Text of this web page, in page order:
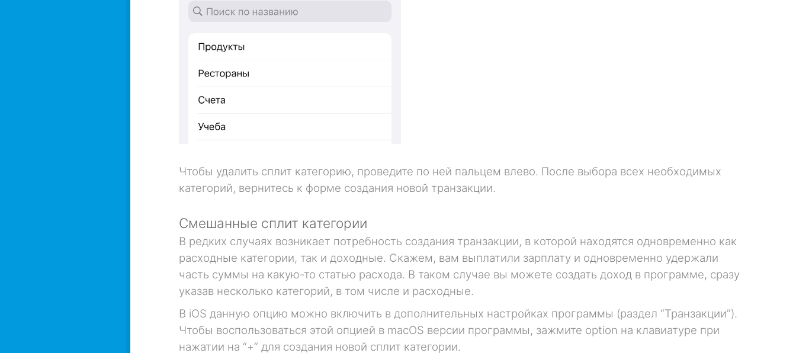
Чтобы удалить сплит категорию, проведите по ней пальцем влево. После выбора всех необходимых
категорий, вернитесь к форме создания новой транзакции.
Смешанные сплит категории
В редких случаях возникает потребность создания транзакции, в которой находятся одновременно как
расходные категории, так и доходные. Скажем, вам выплатили зарплату и одновременно удержали
часть суммы на какую-то статью расхода. В таком случае вы можете создать доход в программе, сразу
указав несколько категорий, в том числе и расходные.
В iOS данную опцию можно включить в дополнительных настройках программы (раздел “Транзакции”).
Чтобы воспользоваться этой опцией в macOS версии программы, зажмите option на клавиатуре при
нажатии на “+” для создания новой сплит категории.